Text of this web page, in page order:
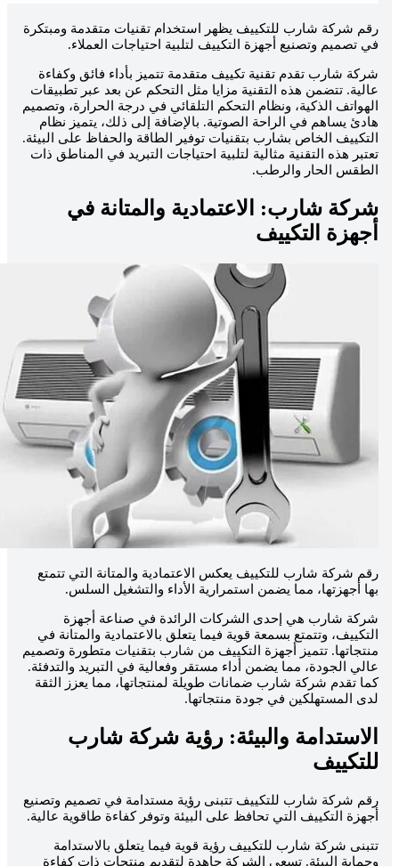
رقم شركة شارب للتكييف يظهر استخدام تقنيات متقدمة ومبتكرة
في تصميم وتصنيع أجهزة التكييف لتلبية احتياجات العملاء.
شركة شارب تقدم تقنية تكييف متقدمة تتميز بأداء فائق وكفاءة
عالية. تتضمن هذه التقنية مزايا مثل التحكم عن بعد عبر تطبيقات
الهواتف الذكية، ونظام التحكم التلقائي في درجة الحرارة، وتصميم
هادئ يساهم في الراحة الصوتية. بالإضافة إلى ذلك، يتميز نظام
التكييف الخاص بشارب بتقنيات توفير الطاقة والحفاظ على البيئة.
تعتبر هذه التقنية مثالية لتلبية احتياجات التبريد في المناطق ذات
الطقس الحار والرطب.
شركة شارب: الاعتمادية والمتانة في
أجهزة التكييف
رقم شركة شارب للتكييف يعكس الاعتمادية والمتانة التي تتمتع
بها أجهزتها، مما يضمن استمرارية الأداء والتشغيل السلس.
شركة شارب هي إحدى الشركات الرائدة في صناعة أجهزة
التكييف، وتتمتع بسمعة قوية فيما يتعلق بالاعتمادية والمتانة في
منتجاتها. تتميز أجهزة التكييف من شارب بتقنيات متطورة وتصميم
عالي الجودة، مما يضمن أداء مستقر وفعالية في التبريد والتدفئة.
كما تقدم شركة شارب ضمانات طويلة لمنتجاتها، مما يعزز الثقة
لدى المستهلكين في جودة منتجاتها.
الاستدامة والبيئة: رؤية شركة شارب
للتكييف
رقم شركة شارب للتكييف تتبنى رؤية مستدامة في تصميم وتصنيع
أجهزة التكييف التي تحافظ على البيئة وتوفر كفاءة طاقوية عالية.
تتبنى شركة شارب للتكييف رؤية قوية فيما يتعلق بالاستدامة
وحماية البيئة. تسعى الشركة جاهدة لتقديم منتجات ذات كفاءة